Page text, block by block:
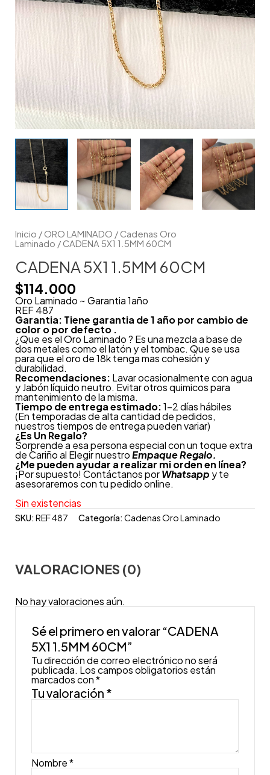
Inicio / ORO LAMINADO / Cadenas Oro
Laminado / CADENA 5X1 1.5MM 60CM
CADENA 5X1 1.5MM 60CM
$114.000
Oro Laminado ~ Garantia 1año
REF 487
Garantia: Tiene garantia de 1 año por cambio de
color o por defecto .
¿Que es el Oro Laminado ? Es una mezcla a base de
dos metales como el latón y el tombac. Que se usa
para que el oro de 18k tenga mas cohesión y
durabilidad.
Recomendaciones: Lavar ocasionalmente con agua
y Jabón líquido neutro. Evitar otros quimicos para
mantenimiento de la misma.
Tiempo de entrega estimado:1-2 días hábiles
(En temporadas de alta cantidad de pedidos,
nuestros tiempos de entrega pueden variar)
¿Es Un Regalo?
Sorprende a esa persona especial con un toque extra
de Cariño al Elegir nuestroEmpaque Regalo.
¿Me pueden ayudar a realizar mi orden en línea?
¡Por supuesto! Contáctanos porWhatsapp y te
asesoraremos con tu pedido online.
Sin existencias
SKU:REF 487 Categoría:Cadenas Oro Laminado
VALORACIONES (0)
No hay valoraciones aún.
Sé el primero en valorar “CADENA
5X1 1.5MM 60CM”
Tu dirección de correo electrónico no será
publicada. Los campos obligatorios están
marcados con*
Tu valoración *
Nombre*